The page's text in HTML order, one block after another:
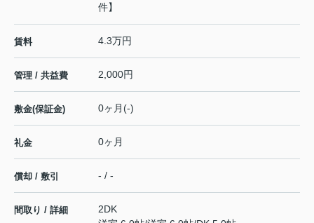
件】
賃料 4.3万円
管理 / 共益費 2,000円
敷金(保証金) 0ヶ月(-)
礼金 0ヶ月
償却 / 敷引 - / -
間取り / 詳細
2DK